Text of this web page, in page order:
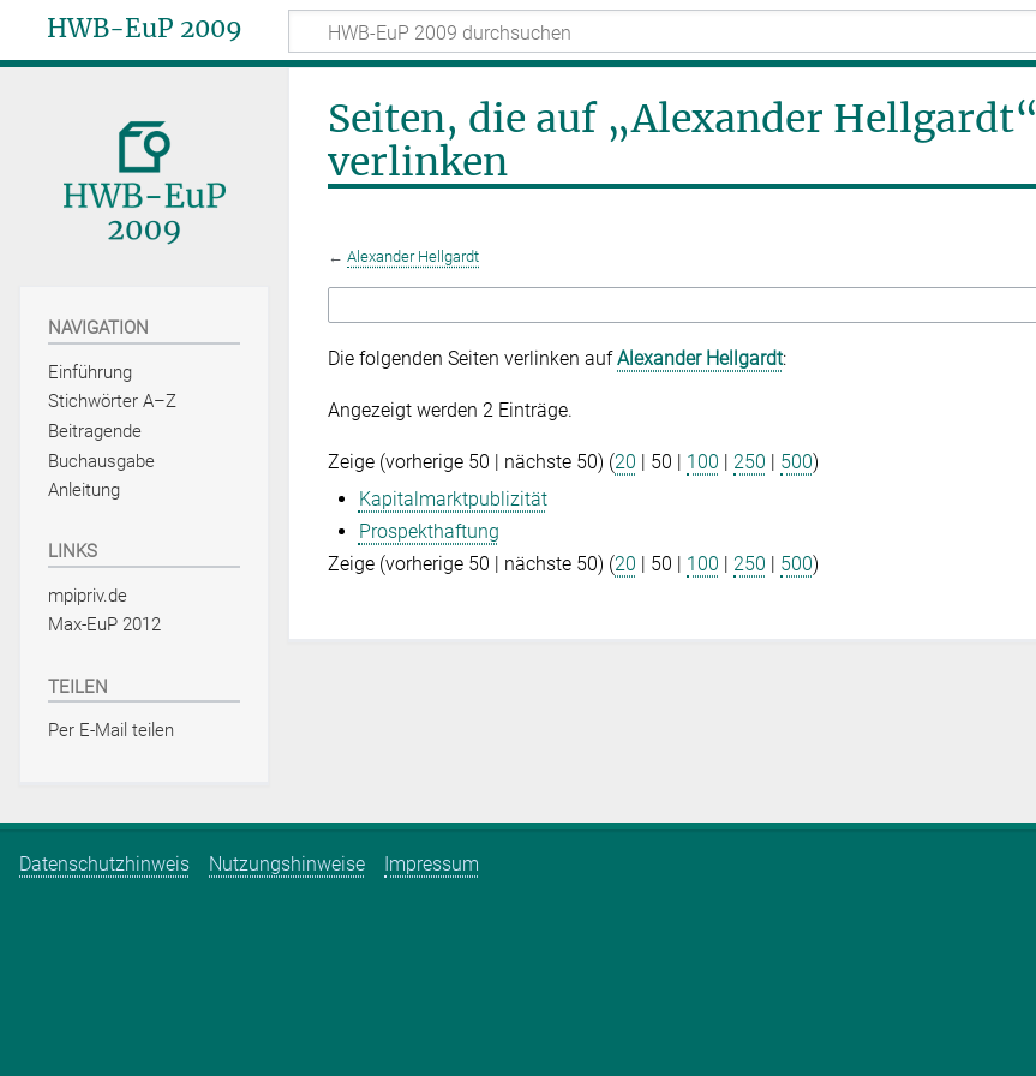
HWB-EuP 2009
Seiten, die auf „Alexander Hellgardt“
verlinken
← Alexander Hellgardt
Die folgenden Seiten verlinken aufAlexander Hellgardt:
Angezeigt werden 2 Einträge.
Zeige (vorherige 50 | nächste 50) (20 | 50 | 100 | 250 | 500)
Kapitalmarktpublizität
Prospekthaftung
Zeige (vorherige 50 nächste 50) (20 50 100 250 500)
NAVIGATION
Einführung
Stichwörter A–Z
Beitragende
Buchausgabe
Anleitung
LINKS
mpipriv.de
Max-EuP 2012
TEILEN
Per E-Mail teilen
Datenschutzhinweis Nutzungshinweise Impressum